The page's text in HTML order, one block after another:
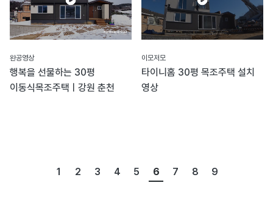
완공영상
행복을 선물하는 30평
이동식목조주택ㅣ강원 춘천
이모저모
타이니홈 30평 목조주택 설치
영상
1 2 3 4 5 6 7 8 9